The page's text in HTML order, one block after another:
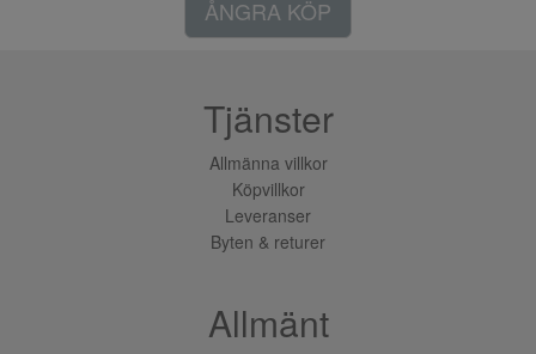
ÅNGRA KÖP
Tjänster
Allmänna villkor
Köpvillkor
Leveranser
Byten & returer
Allmänt